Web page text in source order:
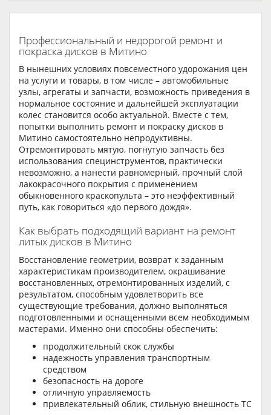
Профессиональный и недорогой ремонт и
покраска дисков в Митино
В нынешних условиях повсеместного удорожания цен
на услуги и товары, в том числе – автомобильные
узлы, агрегаты и запчасти, возможность приведения в
нормальное состояние и дальнейшей эксплуатации
колес становится особо актуальной. Вместе с тем,
попытки выполнить ремонт и покраску дисков в
Митино самостоятельно непродуктивны.
Отремонтировать мятую, погнутую запчасть без
использования специнструментов, практически
невозможно, а нанести равномерный, прочный слой
лакокрасочного покрытия с применением
обыкновенного краскопульта – это неэффективный
путь, как говориться «до первого дождя».
Как выбрать подходящий вариант на ремонт
литых дисков в Митино
Восстановление геометрии, возврат к заданным
характеристикам производителем, окрашивание
восстановленных, отремонтированных изделий, с
результатом, способным удовлетворить все
существующие требования, должно выполняться
подготовленными и оснащенными всем необходимым
мастерами. Именно они способны обеспечить:
продолжительный скок службы
надежность управления транспортным
средством
безопасность на дороге
отличную управляемость
привлекательный облик, стильную внешность ТС